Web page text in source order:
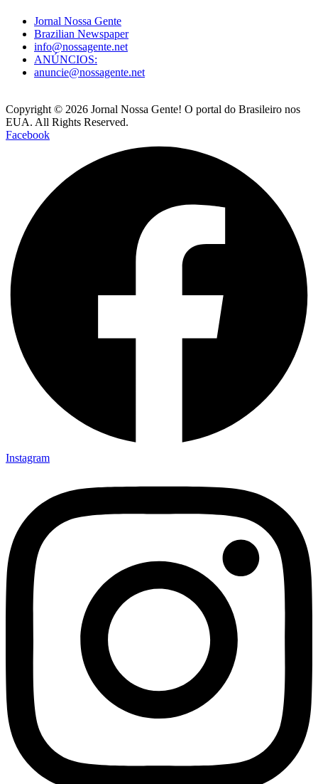
Jornal Nossa Gente
Brazilian Newspaper
info@nossagente.net
ANÚNCIOS:
anuncie@nossagente.net
Copyright © 2026 Jornal Nossa Gente! O portal do Brasileiro nos
EUA. All Rights Reserved.
Facebook
Instagram